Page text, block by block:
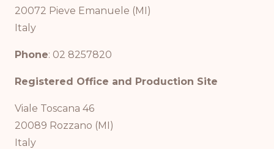
20072 Pieve Emanuele (MI)
Italy
Phone: 02 8257820
Registered Office and Production Site
Viale Toscana 46
20089 Rozzano (MI)
Italy